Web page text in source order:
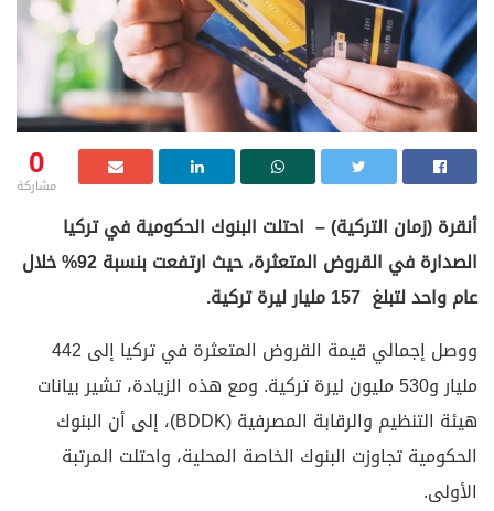
0
مشاركة
أنقرة (زمان التركية) – احتلت البنوك الحكومية في تركيا
الصدارة في القروض المتعثرة، حيث ارتفعت بنسبة 92% خلال
عام واحد لتبلغ 157 مليار ليرة تركية.
ووصل إجمالي قيمة القروض المتعثرة في تركيا إلى 442
مليار و530 مليون ليرة تركية. ومع هذه الزيادة، تشير بيانات
هيئة التنظيم والرقابة المصرفية (BDDK)، إلى أن البنوك
الحكومية تجاوزت البنوك الخاصة المحلية، واحتلت المرتبة
الأولى.